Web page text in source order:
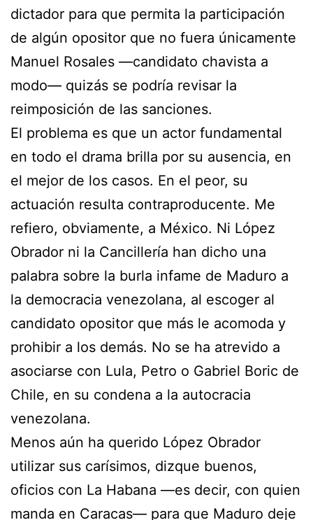
dictador para que permita la participación
de algún opositor que no fuera únicamente
Manuel Rosales —candidato chavista a
modo— quizás se podría revisar la
reimposición de las sanciones.
El problema es que un actor fundamental
en todo el drama brilla por su ausencia, en
el mejor de los casos. En el peor, su
actuación resulta contraproducente. Me
refiero, obviamente, a México. Ni López
Obrador ni la Cancillería han dicho una
palabra sobre la burla infame de Maduro a
la democracia venezolana, al escoger al
candidato opositor que más le acomoda y
prohibir a los demás. No se ha atrevido a
asociarse con Lula, Petro o Gabriel Boric de
Chile, en su condena a la autocracia
venezolana.
Menos aún ha querido López Obrador
utilizar sus carísimos, dizque buenos,
oficios con La Habana —es decir, con quien
manda en Caracas— para que Maduro deje